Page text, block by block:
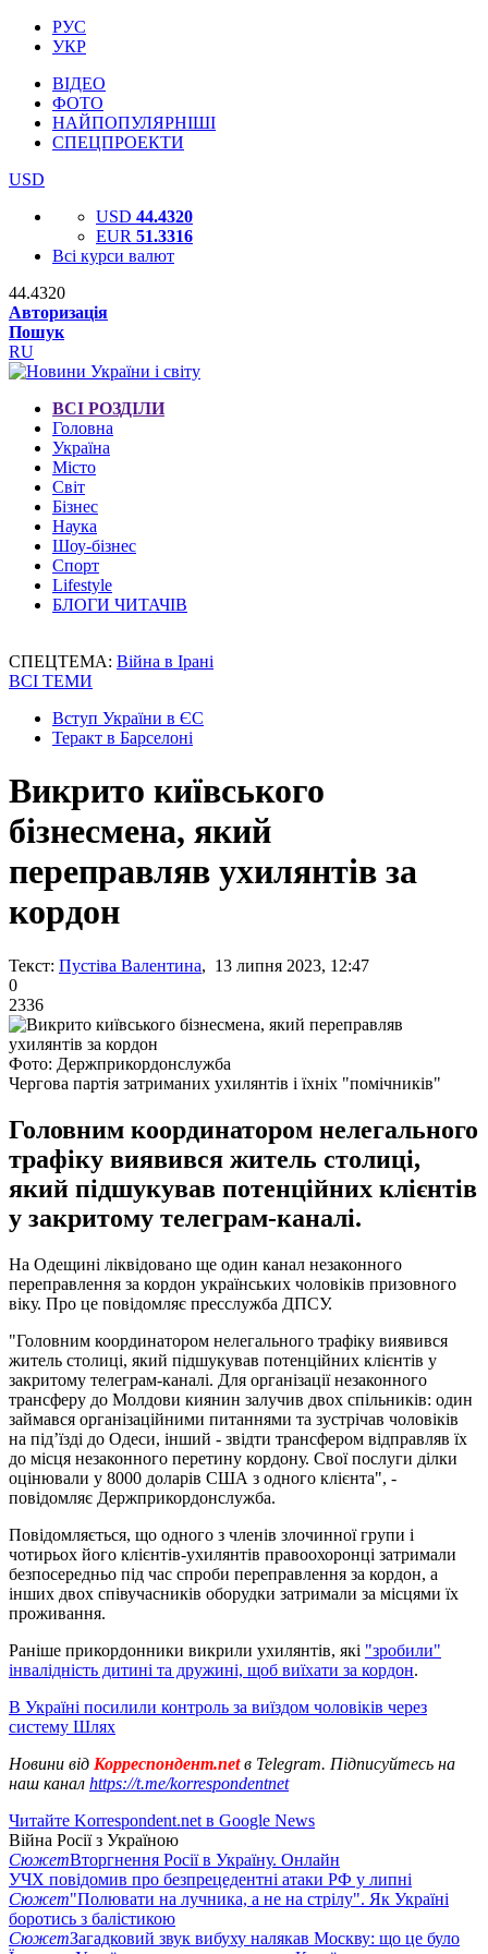
РУС
УКР
ВІДЕО
ФОТО
НАЙПОПУЛЯРНІШІ
СПЕЦПРОЕКТИ
USD
USD 44.4320
EUR 51.3316
Всі курси валют
44.4320
Авторизація
Пошук
RU
ВСІ РОЗДІЛИ
Головна
Україна
Місто
Світ
Бізнес
Наука
Шоу-бізнес
Спорт
Lifestyle
БЛОГИ ЧИТАЧІВ
СПЕЦТЕМА: Війна в Ірані
ВСІ ТЕМИ
Вступ України в ЄС
Теракт в Барселоні
Викрито київського
бізнесмена, який
переправляв ухилянтів за
кордон
Текст: Пустіва Валентина, 13 липня 2023, 12:47
0
2336
Фото: Держприкордонслужба
Чергова партія затриманих ухилянтів і їхніх "помічників"
Головним координатором нелегального
трафіку виявився житель столиці,
який підшукував потенційних клієнтів
у закритому телеграм-каналі.
На Одещині ліквідовано ще один канал незаконного
переправлення за кордон українських чоловіків призовного
віку. Про це повідомляє пресслужба ДПСУ.
"Головним координатором нелегального трафіку виявився
житель столиці, який підшукував потенційних клієнтів у
закритому телеграм-каналі. Для організації незаконного
трансферу до Молдови киянин залучив двох спільників: один
займався організаційними питаннями та зустрічав чоловіків
на підʼїзді до Одеси, інший - звідти трансфером відправляв їх
до місця незаконного перетину кордону. Свої послуги ділки
оцінювали у 8000 доларів США з одного клієнта", -
повідомляє Держприкордонслужба.
Повідомляється, що одного з членів злочинної групи і
чотирьох його клієнтів-ухилянтів правоохоронці затримали
безпосередньо під час спроби переправлення за кордон, а
інших двох співучасників оборудки затримали за місцями їх
проживання.
Раніше прикордонники викрили ухилянтів, які "зробили"
інвалідність дитині та дружині, щоб виїхати за кордон.
В Україні посилили контроль за виїздом чоловіків через
систему Шлях
Новини від Корреспондент.netв Telegram. Підписуйтесь на
наш канал https://t.me/korrespondentnet
Читайте Korrespondent.net в Google News
Війна Росії з Україною
СюжетВторгнення Росії в Україну. Онлайн
УЧХ повідомив про безпрецедентні атаки РФ у липні
Сюжет"Полювати на лучника, а не на стрілу". Як Україні
боротись з балістикою
СюжетЗагадковий звук вибуху налякав Москву: що це було